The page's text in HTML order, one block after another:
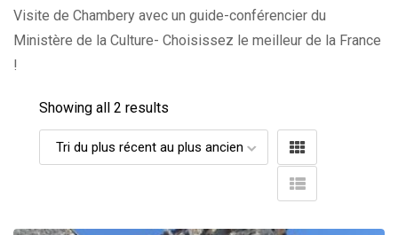
Visite de Chambery avec un guide-conférencier du
Ministère de la Culture- Choisissez le meilleur de la France
!
Showing all 2 results